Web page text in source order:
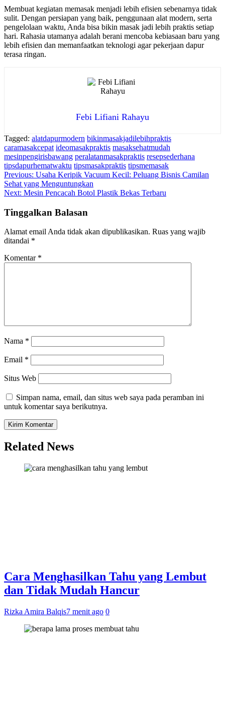
Membuat kegiatan memasak menjadi lebih efisien sebenarnya tidak
sulit. Dengan persiapan yang baik, penggunaan alat modern, serta
pengelolaan waktu, Anda bisa bikin masak jadi lebih praktis setiap
hari. Rahasia utamanya adalah berani mencoba kebiasaan baru yang
lebih efisien dan memanfaatkan teknologi agar pekerjaan dapur
terasa ringan.
Febi Lifiani Rahayu
Tagged: alatdapurmodern bikinmasakjadilebihpraktis
caramasakcepat ideomasakpraktis masaksehatmudah
mesinpengirisbawang peralatanmasakpraktis resepsederhana
tipsdapurhematwaktu tipsmasakpraktis tipsmemasak
Navigasi
pos
Previous: Usaha Keripik Vacuum Kecil: Peluang Bisnis Camilan
Sehat yang Menguntungkan
Next: Mesin Pencacah Botol Plastik Bekas Terbaru
Tinggalkan Balasan
Alamat email Anda tidak akan dipublikasikan. Ruas yang wajib
ditandai *
Komentar *
Nama *
Email *
Situs Web
Simpan nama, email, dan situs web saya pada peramban ini
untuk komentar saya berikutnya.
Related News
Cara Menghasilkan Tahu yang Lembut
dan Tidak Mudah Hancur
Rizka Amira Balqis7 menit ago 0